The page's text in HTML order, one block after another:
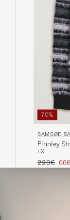
70%
SAMSØE
Finnley
L XL
Regulärer
220€